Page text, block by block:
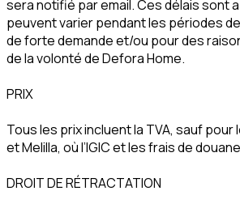
sera notifié par email. Ces délais sont
peuvent varier pendant les périodes
de forte demande et/ou pour des
de la volonté de Defora Home.
PRIX
Tous les prix incluent la TVA, sauf
et Melilla, où l’IGIC et les frais de
DROIT DE RÉTRACTATION